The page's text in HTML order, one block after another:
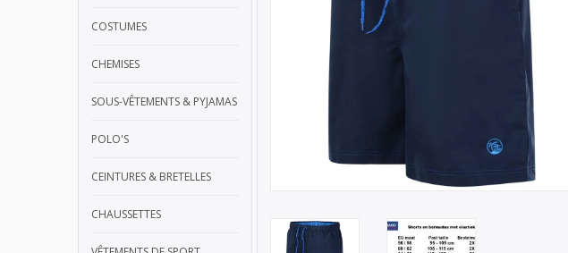
COSTUMES
CHEMISES
SOUS-VÊTEMENTS & PYJAMAS
POLO'S
CEINTURES & BRETELLES
CHAUSSETTES